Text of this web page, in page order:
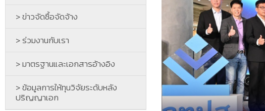
> ข่าวจัดซื้อจัดจ้าง
> ร่วมงานกับเรา
> มาตรฐานและเอกสารอ้างอิง
> ข้อมูลการให้ทุนวิจัยระดับหลัง
ปริญญาเอก